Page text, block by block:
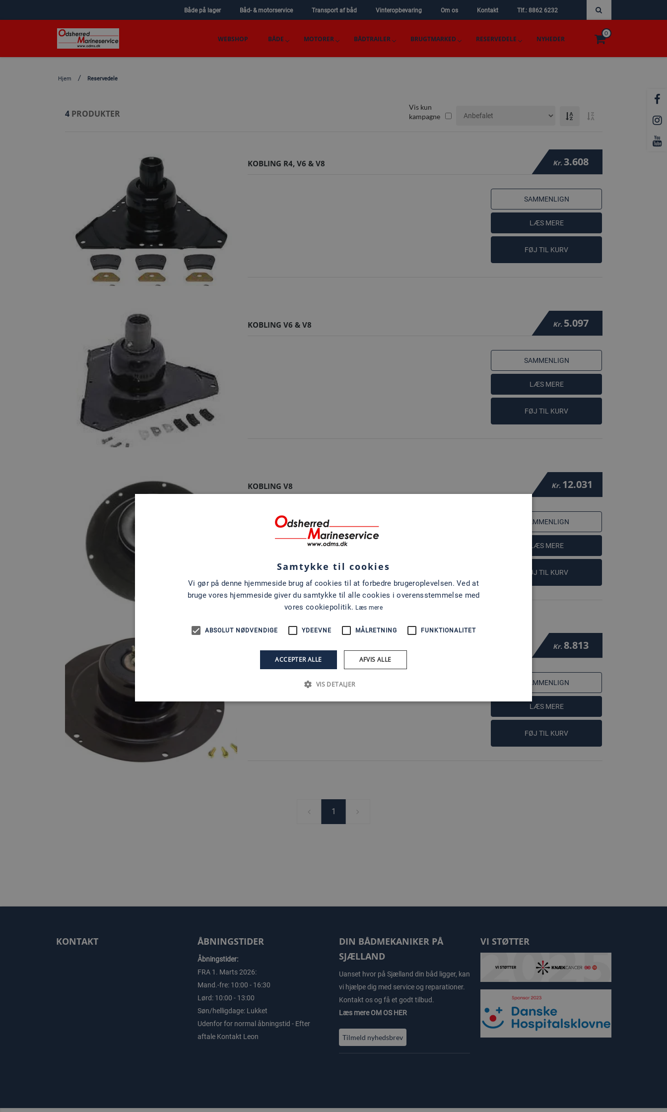
Både på lager Båd- & motorservice Transport af båd Vinteropbevaring Om os Kontakt Tlf.: 8862 6232
WEBSHOP BÅDE MOTORER BÅDTRAILER BRUGTMARKED RESERVEDELE NYHEDER
0
Hjem Reservedele
4PRODUKTER
Vis kun
kampagne
KOBLING R4, V6 & V8 Kr. 3.608
SAMMENLIGN
LÆS MERE
FØJ TIL KURV
KOBLING V6 & V8 Kr. 5.097
SAMMENLIGN
LÆS MERE
FØJ TIL KURV
KOBLING V8 Kr. 12.031
SAMMENLIGN
LÆS MERE
FØJ TIL KURV
Kr. 8.813
SAMMENLIGN
LÆS MERE
FØJ TIL KURV
1
KONTAKT ÅBNINGSTIDER
Åbningstider:
FRA 1. Marts 2026:
Mand.-fre: 10:00 - 16:30
Lørd: 10:00 - 13:00
Søn/helligdage: Lukket
Udenfor for normal åbningstid - Efter
aftale Kontakt Leon
DIN BÅDMEKANIKER PÅ
SJÆLLAND
Uanset hvor på Sjælland din båd ligger, kan
vi hjælpe dig med service og reparationer.
Kontakt os og få et godt tilbud.
Læs mereOM OS HER
Tilmeld nyhedsbrev
VI STØTTER
Samtykke til cookies
Vi gør på denne hjemmeside brug af cookies til at forbedre brugeroplevelsen. Ved at
bruge vores hjemmeside giver du samtykke til alle cookies i overensstemmelse med
vores cookiepolitik. Læs mere
ABSOLUT NØDVENDIGE YDEEVNE MÅLRETNING FUNKTIONALITET
ACCEPTER ALLE AFVIS ALLE
VIS DETALJER